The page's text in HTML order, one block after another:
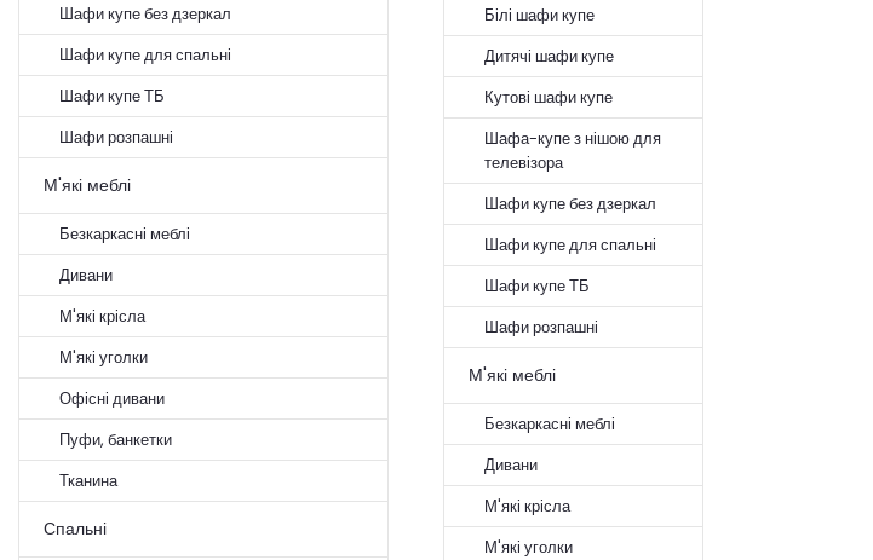
Шафи купе без дзеркал
Шафи купе для спальні
Шафи купе ТБ
Шафи розпашні
М'які меблі
Безкаркасні меблі
Дивани
М'які крісла
М'які уголки
Офісні дивани
Пуфи, банкетки
Тканина
Спальні
Білі шафи купе
Дитячі шафи купе
Кутові шафи купе
Шафа-купе з нішою для
телевізора
Шафи купе без дзеркал
Шафи купе для спальні
Шафи купе ТБ
Шафи розпашні
М'які меблі
Безкаркасні меблі
Дивани
М'які крісла
М'які уголки